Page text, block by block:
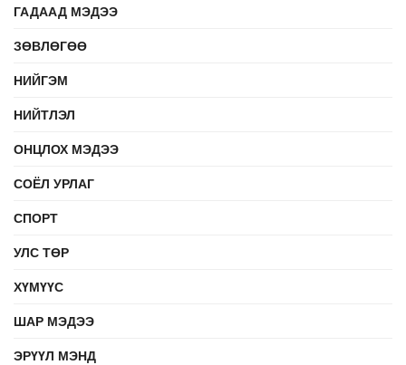
ГАДААД МЭДЭЭ
ЗӨВЛӨГӨӨ
НИЙГЭМ
НИЙТЛЭЛ
ОНЦЛОХ МЭДЭЭ
СОЁЛ УРЛАГ
СПОРТ
УЛС ТӨР
ХҮМҮҮС
ШАР МЭДЭЭ
ЭРҮҮЛ МЭНД